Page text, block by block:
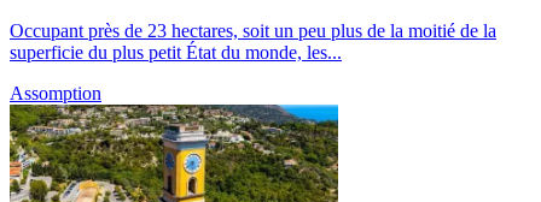
Occupant près de 23 hectares, soit un peu plus de la moitié de la
superficie du plus petit État du monde, les...
Assomption